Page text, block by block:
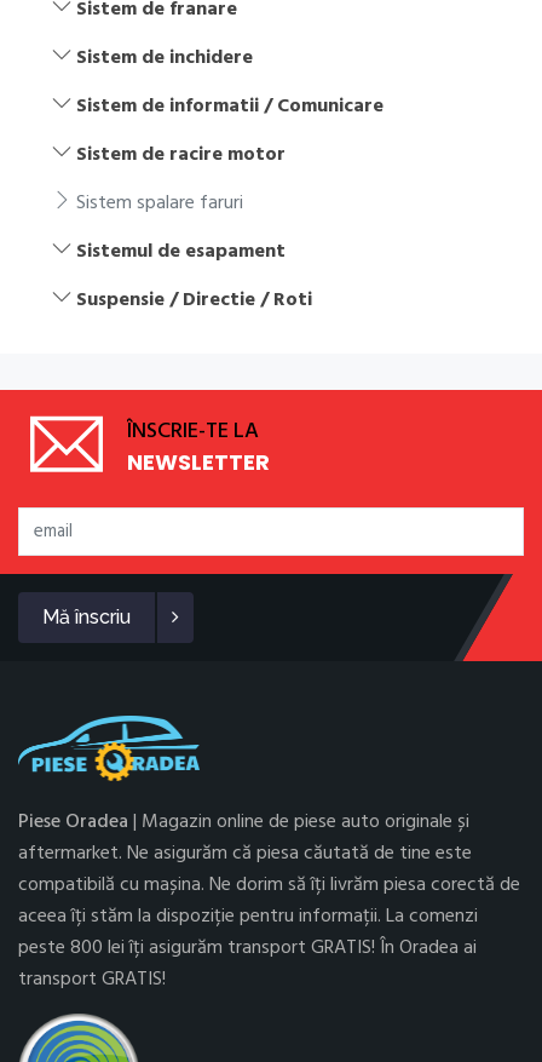
Sistem de franare
Sistem de inchidere
Sistem de informatii / Comunicare
Sistem de racire motor
Sistem spalare faruri
Sistemul de esapament
Suspensie / Directie / Roti
ÎNSCRIE-TE LA
NEWSLETTER
Mă înscriu
Piese Oradea| Magazin online de piese auto originale și
aftermarket. Ne asigurăm că piesa căutată de tine este
compatibilă cu mașina. Ne dorim să îți livrăm piesa corectă de
aceea îți stăm la dispoziție pentru informații. La comenzi
peste 800 lei îți asigurăm transport GRATIS! În Oradea ai
transport GRATIS!